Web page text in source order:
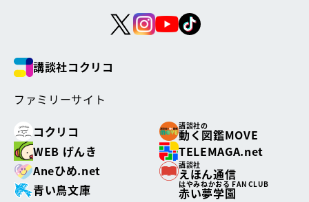
講談社コクリコ
ファミリーサイト
コクリコ
講談社の
動く図鑑MOVE
WEB げんき
TELEMAGA.net
Aneひめ.net
講談社
えほん通信
青い鳥文庫
はやみねかおる FAN CLUB
赤い夢学園